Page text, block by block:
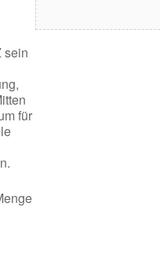
sein
für